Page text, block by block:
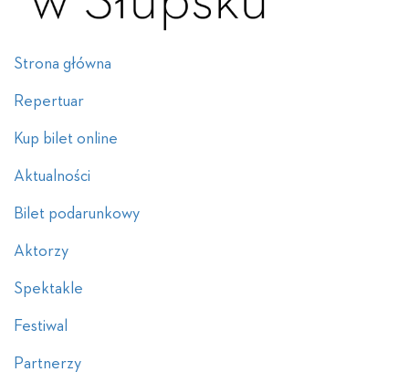
Strona główna
Repertuar
Kup bilet online
Aktualności
Bilet podarunkowy
Aktorzy
Spektakle
Festiwal
Partnerzy